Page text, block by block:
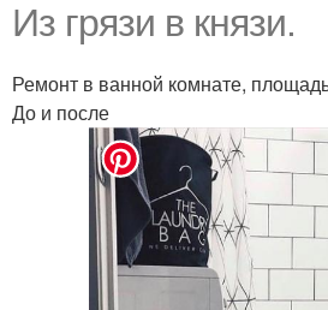
Из грязи в князи.
Ремонт в ванной комнате,
До и после